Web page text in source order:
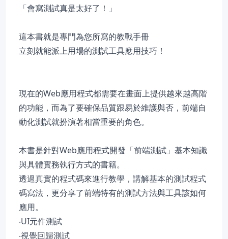
「會寫測試真是太好了！」
這本書就是專門為您所寫的教戰手冊
立刻就能派上用場的測試工具應用技巧！
現在的Web應用程式都需要在畫面上提供越來越高階
的功能，而為了要確保品質跟易於維護與否，前端自
動化測試就扮演著相當重要的角色。
本書是針對Web應用程式開發「前端測試」基本知識
與具體實務執行方式的書籍。
透過真實的程式碼來進行教學，講解基本的測試程式
碼寫法，更分享了前端特有的測試方法與工具該如何
應用。
‧UI元件測試
‧視覺回歸測試